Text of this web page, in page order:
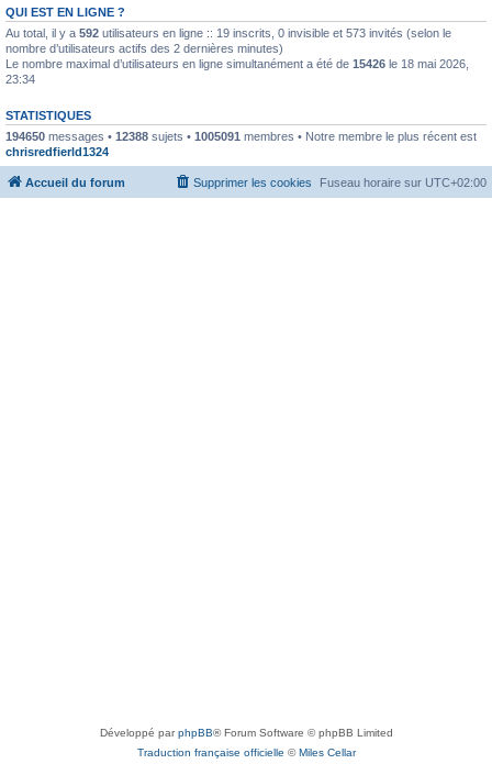
QUI EST EN LIGNE ?
Au total, il y a 592 utilisateurs en ligne :: 19 inscrits, 0 invisible et 573 invités (selon le
nombre d’utilisateurs actifs des 2 dernières minutes)
Le nombre maximal d’utilisateurs en ligne simultanément a été de 15426 le 18 mai 2026,
23:34
STATISTIQUES
194650 messages • 12388 sujets • 1005091 membres • Notre membre le plus récent est
chrisredfierld1324
Accueil du forum Fuseau horaire sur UTC+02:00
Supprimer les cookies
Développé parphpBB® Forum Software © phpBB Limited
Traduction française officielle ©Miles Cellar